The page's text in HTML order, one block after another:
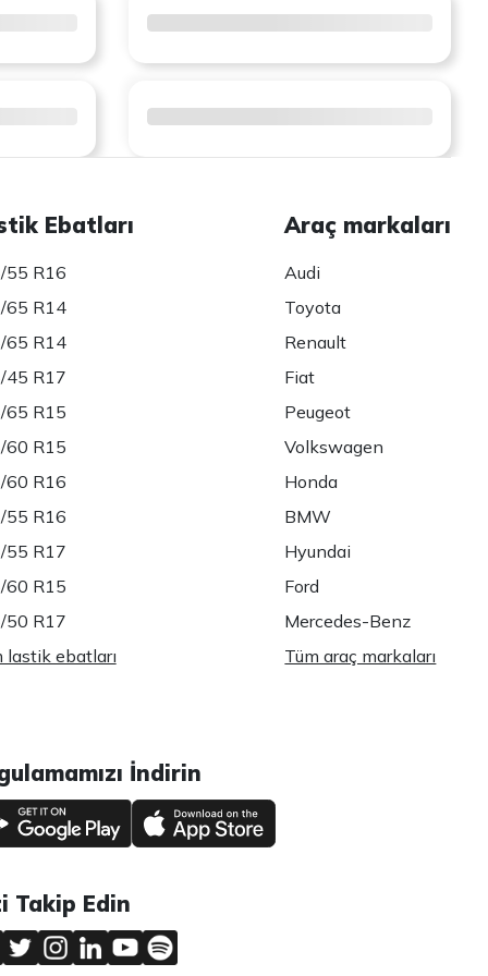
Ebatları
55 R16
65 R14
65 R14
45 R17
65 R15
60 R15
60 R16
55 R16
55 R17
60 R15
50 R17
lastik ebatları
Araç markaları
Audi
Toyota
Renault
Fiat
Peugeot
Volkswagen
Honda
BMW
Hyundai
Ford
Mercedes-Benz
Tüm araç markaları
İndirin
Takip Edin